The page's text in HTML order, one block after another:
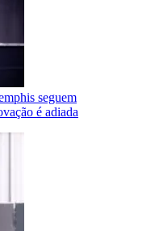
seguem
é adiada